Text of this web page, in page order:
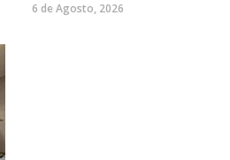
6 de Agosto, 2026